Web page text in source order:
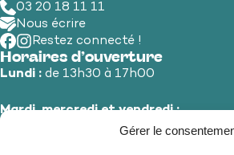
Gérer le
03 20 18 11 11
Nous écrire
Restez connecté !
Horaires d’ouverture
Lundi : de 13h30 à 17h00
Mardi, mercredi et vendredi :
de 8h30 à 12h00 et de 13h30 à 17h00